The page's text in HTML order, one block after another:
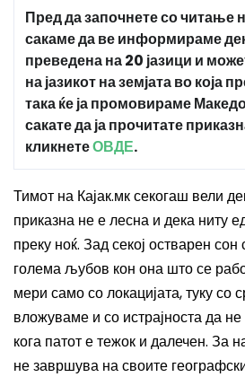
Пред да започнете со читање
сакаме да ве информираме
преведена на 20 јазици и
на јазикот на земјата во која
така ќе ја промовираме
сакате да ја прочитате
кликнетеОВДЕ.
Тимот на Кајак.мк секогаш вели
приказна не е лесна и дека ниту
преку ноќ. Зад секој остварен сон
голема љубов кон она што се
мери само со локацијата, туку со
вложуваме и со истрајноста да
кога патот е тежок и далечен. За
не завршува на своите